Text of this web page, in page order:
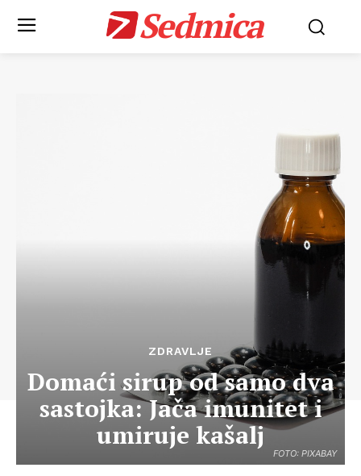
Sedmica
FOTO: PIXABAY
ZDRAVLJE
Domaći sirup od samo dva
sastojka: Jača imunitet i
umiruje kašalj